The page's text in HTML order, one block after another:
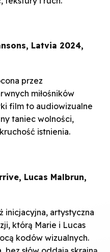
Latvia 2024,
przez
miłośników
film to audiowizualne
taniec wolności,
istnienia.
Lucas Malbrun,
inicjacyjna, artystyczna
którą Marie i Lucas
kodów wizualnych.